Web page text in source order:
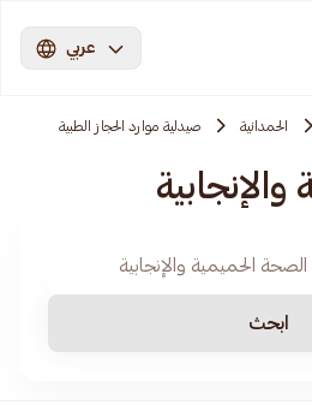
عربي
الحمدانية صيدلية موارد الحجاز الطبية
ابحث